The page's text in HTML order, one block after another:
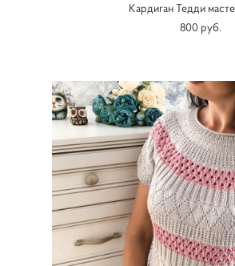
Кардиган Тедди
800 pуб.